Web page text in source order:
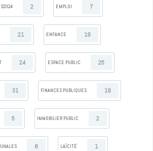
2 EMPLOI 7
21 ENFANCE 19
24 ESPACE PUBLIC 25
31 FINANCES PUBLIQUES 19
5 IMMOBILIER PUBLIC 2
8 LAÏCITÉ 1